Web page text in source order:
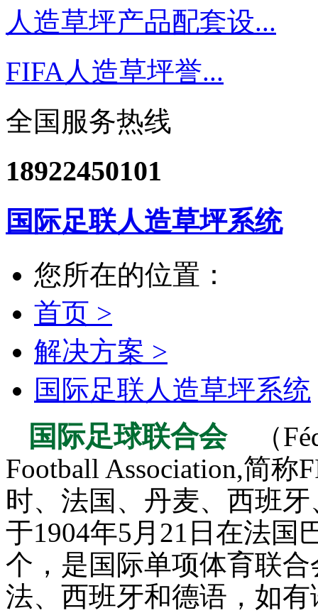
人造草坪产品配套设...
FIFA人造草坪誉...
全国服务热线
18922450101
国际足联人造草坪系统
您所在的位置：
首页 >
解决方案 >
国际足联人造草坪系统
国际足球联合会
（
Football Association,简
时、法国、丹麦、西班
于1904年5月21日在法国
个，是国际单项体育联
法、西班牙和德语，如